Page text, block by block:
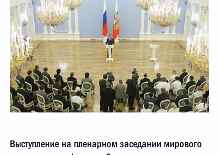
Выступление на пленарном заседании мирового